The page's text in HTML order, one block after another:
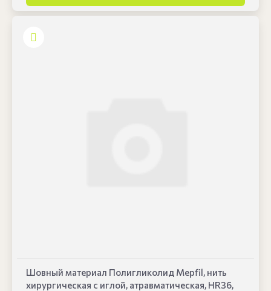
Шовный материал Полигликолид Mepfil, нить
хирургическая с иглой, атравматическая, HR36,